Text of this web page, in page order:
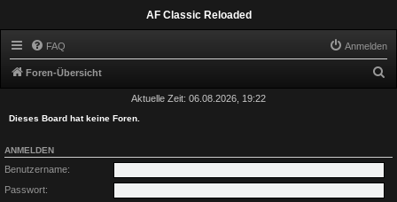
AF Classic Reloaded
FAQ Anmelden
Foren-Übersicht
e
Aktuelle Zeit: 06.08.2026, 19:22
Dieses Board hat keine Foren.
ANMELDEN
Benutzername:
Passwort: